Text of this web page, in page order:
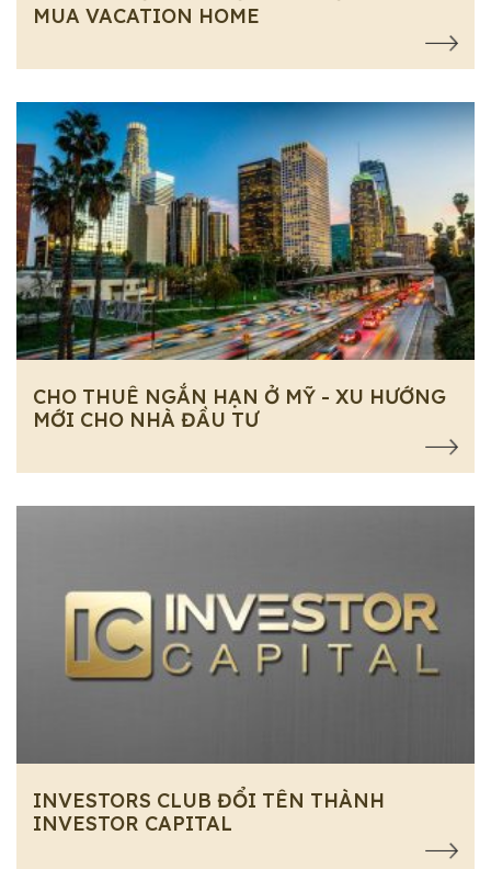
MUA VACATION HOME
CHO THUÊ NGẮN HẠN Ở MỸ - XU HƯỚNG
MỚI CHO NHÀ ĐẦU TƯ
INVESTORS CLUB ĐỔI TÊN THÀNH
INVESTOR CAPITAL